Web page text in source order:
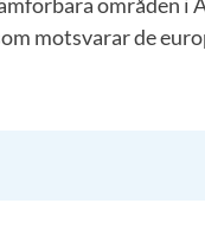
motsvarar de